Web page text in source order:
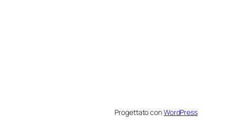
Progettato conWordPress